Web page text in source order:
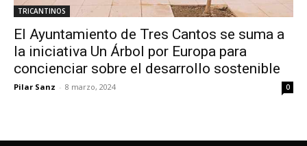
TRICANTINOS
El Ayuntamiento de Tres Cantos se suma a
la iniciativa Un Árbol por Europa para
concienciar sobre el desarrollo sostenible
Pilar Sanz - 8 marzo, 2024 0